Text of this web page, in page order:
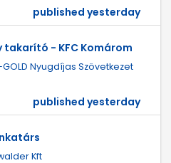
published yesterday
takarító - KFC Komárom
GOLD Nyugdíjas Szövetkezet
published yesterday
Kft